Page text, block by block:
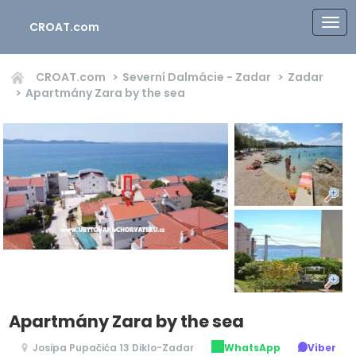
CROAT.com
CROAT.com Severní Dalmácie - Zadar
Zadar
Apartmány Zara by the sea
Apartmány Zara by the sea
Josipa Pupačića 13 Diklo-Zadar WhatsApp Viber